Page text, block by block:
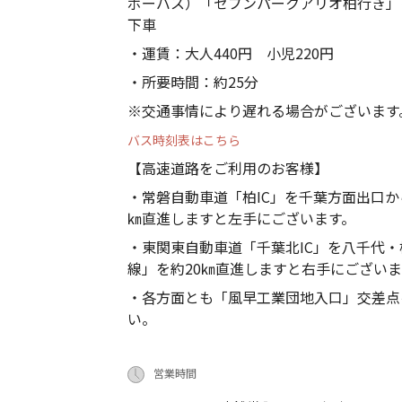
下車
・運賃：大人440円 小児220円
・所要時間：約25分
※交通事情により遅れる場合がございま
バス時刻表はこちら
【高速道路をご利用のお客様】
・常磐自動車道「柏IC」を千葉方面出口
㎞直進しますと左手にございます。
・東関東自動車道「千葉北IC」を八千代
線」を約20㎞直進しますと右手にござい
・各方面とも「風早工業団地入口」交差
い。
営業時間